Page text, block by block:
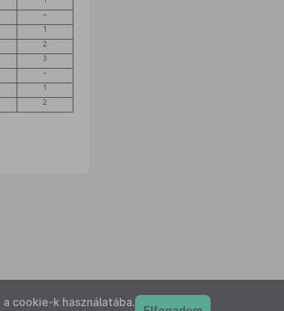
–
1
2
3
–
1
2
cookie-k használatába.